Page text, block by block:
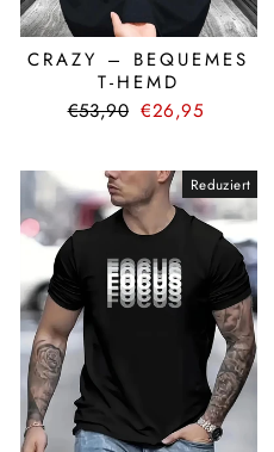
CRAZY – BEQUEMES
T-HEMD
Normaler
€53,90 Sonderpreis
€26,95
Reduziert